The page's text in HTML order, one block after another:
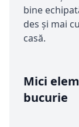
bine
des și mai
casă.
Mici
bucurie